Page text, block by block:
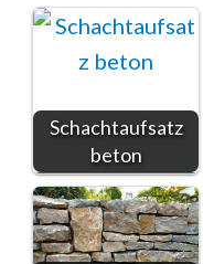
Schachtaufsatz
beton